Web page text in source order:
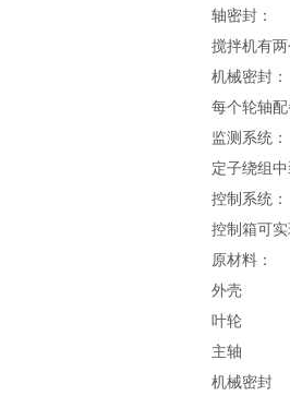
轴密封 ：
搅拌机有
机械密封 ：
每个轮轴
监测系统 ：
定子绕组
控制系统 ：
控制箱可
原材料 ：
外壳
叶轮
主轴
机械密封